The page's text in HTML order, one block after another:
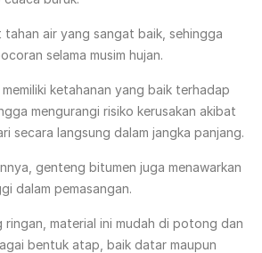
tahan air yang sangat baik, sehingga
selama musim hujan.
ketahanan yang baik terhadap
mengurangi risiko kerusakan akibat
secara langsung dalam jangka panjang.
genteng bitumen juga menawarkan
dalam pemasangan.
material ini mudah di potong dan
bentuk atap, baik datar maupun